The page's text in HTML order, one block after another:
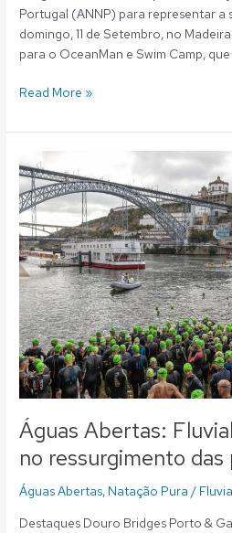
Portugal (ANNP) para representar a
domingo, 11 de Setembro, no
para o OceanMan e Swim Camp,
Read More »
Águas Abertas:
no ressurgimento
Águas Abertas, Natação Pura /
Destaques Douro Bridges Porto &
Águas
Abertas:
Fluvialistas
«de
ouro»
no
ressurgimento
das
provas
no
Douro